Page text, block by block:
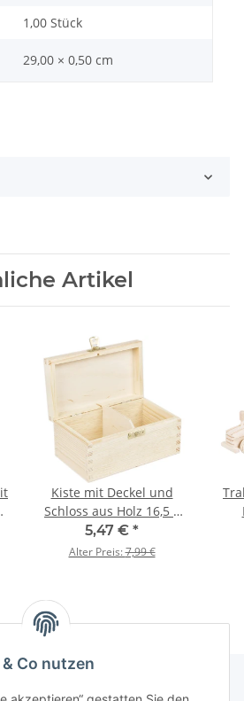
Co nutzen
1,00 Stück
29,00 × 0,50 cm
Artikel
Kiste mit Deckel und
Schloss aus Holz 16,5 x
9,5 x 8 cm
5,47 € *
Alter Preis:7,99 €